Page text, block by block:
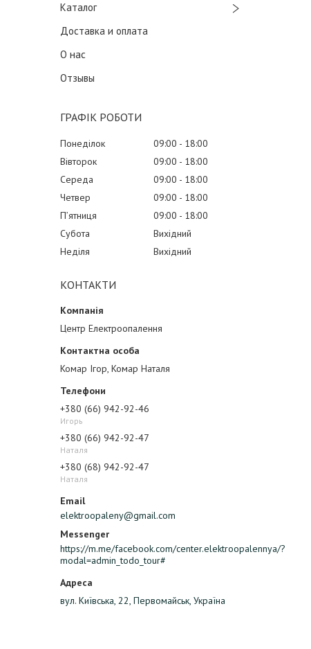
Каталог
Доставка и оплата
О нас
Отзывы
ГРАФІК РОБОТИ
Понеділок 09:00
18:00
Вівторок
09:00
18:00
Середа
09:00
18:00
Четвер
09:00
18:00
Пʼятниця
09:00
18:00
Субота
Вихідний
Неділя
Вихідний
КОНТАКТИ
Центр Електроопалення
Комар Ігор, Комар Наталя
+380 (66) 942-92-46
Игорь
+380 (66) 942-92-47
Наталя
+380 (68) 942-92-47
Наталя
elektroopaleny@gmail.com
https://m.me/facebook.com/center.elektroopalennya/?
modal=admin_todo_tour#
вул. Київська, 22, Первомайськ, Україна